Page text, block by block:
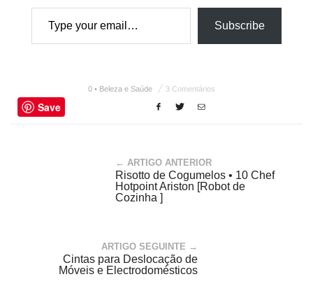
Type your email…
Subscribe
0 • Beleza e Saúde 3 Comentários
Save
← ARTIGO ANTERIOR
Risotto de Cogumelos • 10 Chef
Hotpoint Ariston [Robot de
Cozinha ]
ARTIGO SEGUINTE →
Cintas para Deslocação de
Móveis e Electrodomésticos